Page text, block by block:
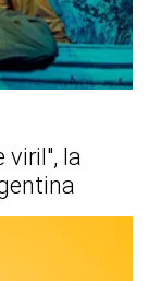
viril", la